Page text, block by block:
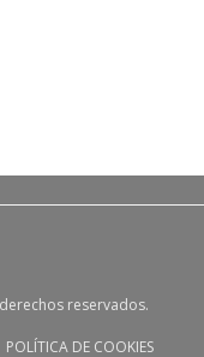
reservados.
POLÍTICA DE COOKIES